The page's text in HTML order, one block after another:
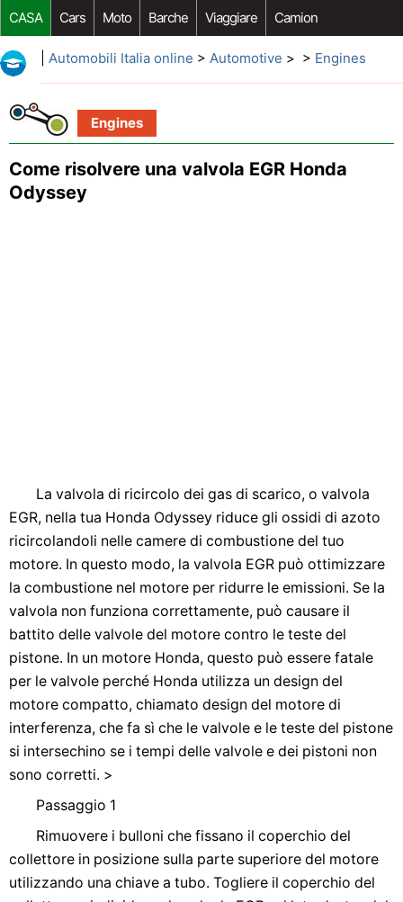
CASA Cars Moto Barche Viaggiare Camion
Riparazione Auto Acquisto Auto Car Opzioni Aftermarket
Automobili Italia online > Automotive > > Engines
Engines
Come risolvere una valvola EGR Honda
Odyssey
La valvola di ricircolo dei gas di scarico, o valvola
EGR, nella tua Honda Odyssey riduce gli ossidi di azoto
ricircolandoli nelle camere di combustione del tuo
motore. In questo modo, la valvola EGR può ottimizzare
la combustione nel motore per ridurre le emissioni. Se la
valvola non funziona correttamente, può causare il
battito delle valvole del motore contro le teste del
pistone. In un motore Honda, questo può essere fatale
per le valvole perché Honda utilizza un design del
motore compatto, chiamato design del motore di
interferenza, che fa sì che le valvole e le teste del pistone
si intersechino se i tempi delle valvole e dei pistoni non
sono corretti. >
Passaggio 1
Rimuovere i bulloni che fissano il coperchio del
collettore in posizione sulla parte superiore del motore
utilizzando una chiave a tubo. Togliere il coperchio del